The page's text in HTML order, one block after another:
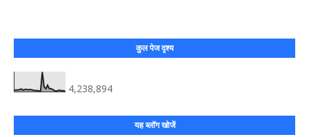
कुल पेज दृश्य
4,238,894
यह ब्लॉग खोजें